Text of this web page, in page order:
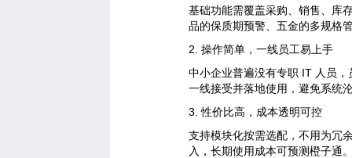
基础功能需覆盖采购、销售、库
品的保质期预警、五金的多规格
2. 操作简单，一线员工易上手
中小企业普遍没有专职 IT 人员
一线接受并落地使用，避免系统
3. 性价比高，成本透明可控
支持模块化按需选配，不用为冗
入，长期使用成本可预测橙子通